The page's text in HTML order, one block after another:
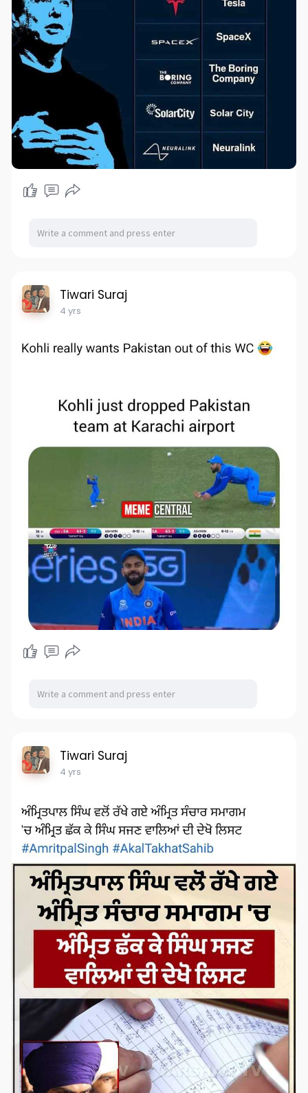
Tiwari Suraj
4 yrs
Tiwari Suraj
4 yrs